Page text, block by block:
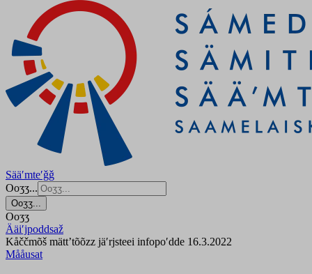
Sääʹmteʹǧǧ
Ooʒʒ...
Ooʒʒ...
Ooʒʒ
Ääiʹjpoddsaž
Kåččmõš mättʼtõõzz jäʹrjsteei infopoʹdde 16.3.2022
Mååusat